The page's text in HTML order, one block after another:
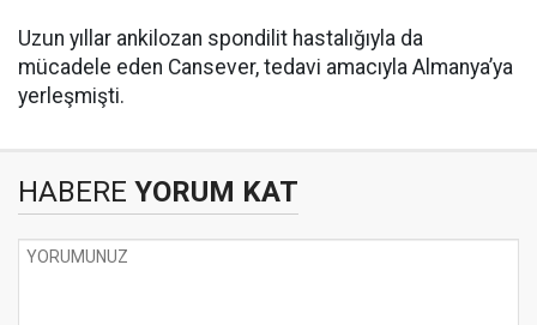
Uzun yıllar ankilozan spondilit hastalığıyla da
mücadele eden Cansever, tedavi amacıyla Almanya’ya
yerleşmişti.
HABERE YORUM KAT